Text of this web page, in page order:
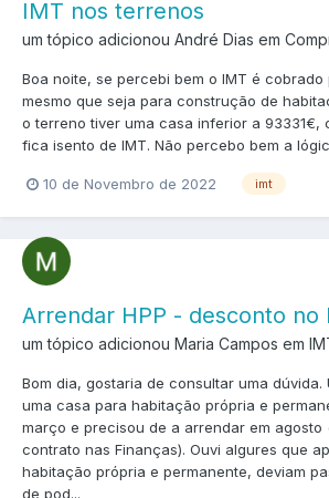
IMT nos terrenos
um tópico adicionou André Dias em
Boa noite, se percebi bem o IMT é cobrado
mesmo que seja para construção de
o terreno tiver uma casa inferior a 93331€,
fica isento de IMT. Não percebo bem a
10 de Novembro de 2022 imt
Arrendar HPP - desconto no
um tópico adicionou Maria Campos em
Bom dia, gostaria de consultar uma dúvida.
uma casa para habitação própria e
março e precisou de a arrendar em agosto
contrato nas Finanças). Ouvi algures que
habitação própria e permanente, deviam
de pod...